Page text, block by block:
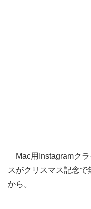
Mac用Instagramクラ
スがクリスマス記念
から。